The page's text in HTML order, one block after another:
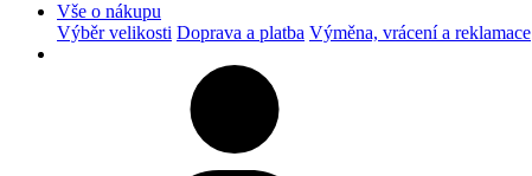
Vše o nákupu
Výběr velikosti Doprava a platba Výměna, vrácení a reklamace